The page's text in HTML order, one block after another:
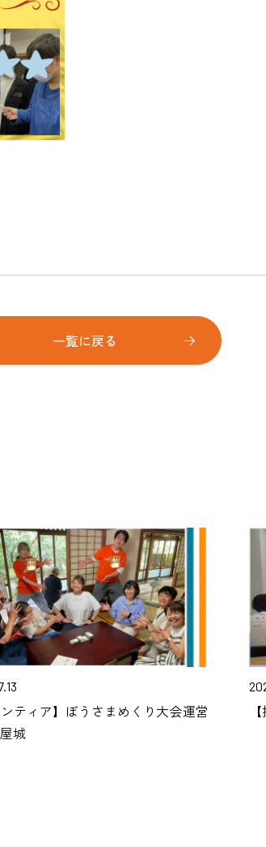
一覧に戻る
ンティア】ぼうさまめくり大会運営
城